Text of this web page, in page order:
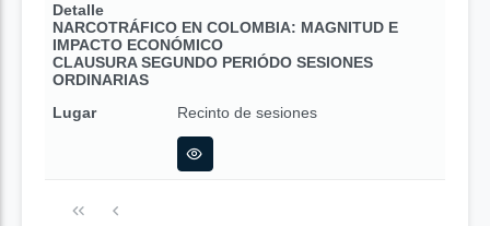
Detalle
NARCOTRÁFICO EN COLOMBIA: MAGNITUD E
IMPACTO ECONÓMICO
CLAUSURA SEGUNDO PERIÓDO SESIONES
ORDINARIAS
Lugar
Recinto de sesiones